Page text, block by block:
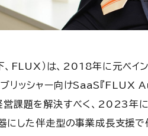
FLUX）は、2018年に元ベイ
ブリッシャー向けSaaS『
営課題を解決すべく、2023
にした伴走型の事業成長支援